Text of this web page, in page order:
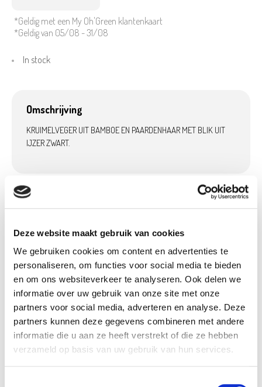
Deze website maakt gebruik van cookies
We gebruiken cookies om content en advertenties te
personaliseren, om functies voor social media te bieden
en om ons websiteverkeer te analyseren. Ook delen we
informatie over uw gebruik van onze site met onze
partners voor social media, adverteren en analyse. Deze
partners kunnen deze gegevens combineren met andere
informatie die u aan ze heeft verstrekt of die ze hebben
verzameld op basis van uw gebruik van hun services.
*Geldig met een My Oh'Green klantenkaart
*Geldig van 05/08 - 31/08
In stock
Omschrijving
KRUIMELVEGER UIT BAMBOE EN PAARDENHAAR MET BLIK UIT
IJZER ZWART.
Product details
Ecocheques:
Gewicht:
0,23 kg
Hoogte (cm):
Breedte (cm):
10,7 cm
Lengte (cm):
15,5 cm
Diameter (cm):
Material:
Bamboe, Ijzer